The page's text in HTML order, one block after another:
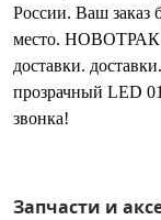
России. Ваш заказ
место. НОВОТРАК -
доставки.
прозрачный LED
звонка!
Запчасти и